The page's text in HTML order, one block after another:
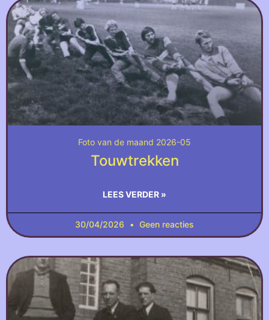
Foto van de maand 2026-05
Touwtrekken
LEES VERDER »
30/04/2026 Geen reacties